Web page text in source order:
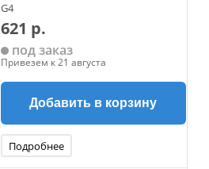
G4
621 р.
под заказ
Привезем к 21 августа
Добавить в корзину
Подробнее